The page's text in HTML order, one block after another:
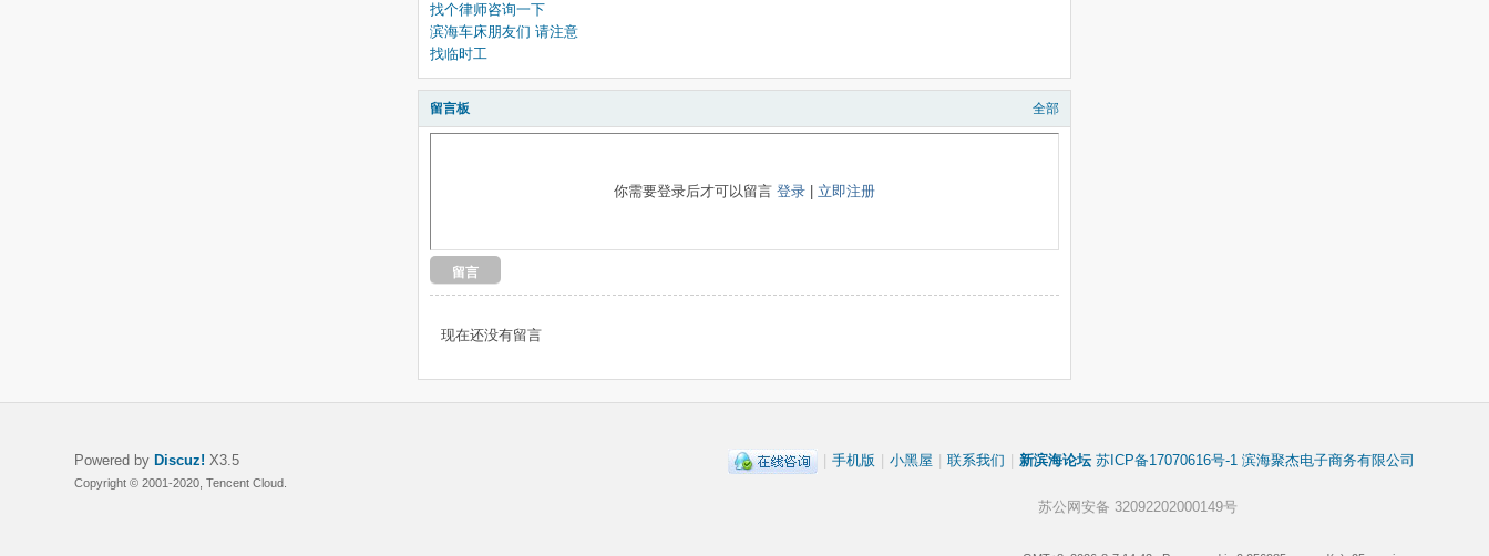
找个律师咨询一下
滨海车床朋友们 请注意
找临时工
留言板 全部
你需要登录后才可以留言 登录 立即注册
留言
现在还没有留言
| 手机版 | 小黑屋 | 联系我们 | 新滨海论坛 苏ICP备17070616号-1 滨海聚杰电子商务有限公司
苏公网安备 32092202000149号
Powered by Discuz! X3.5
Copyright © 2001-2020, Tencent Cloud.